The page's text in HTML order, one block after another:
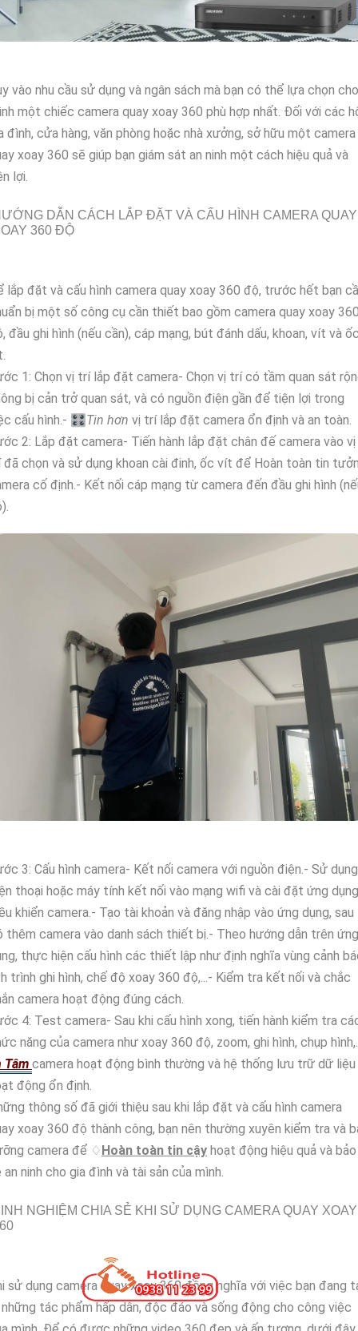
vào nhu cầu sử dụng và ngân sách mà bạn có thể lựa chọn cho
một chiếc camera quay xoay 360 phù hợp nhất. Đối với các
đình, cửa hàng, văn phòng hoặc nhà xưởng, sở hữu một camera
xoay 360 sẽ giúp bạn giám sát an ninh một cách hiệu quả và
lợi.
DẪN CÁCH LẮP ĐẶT VÀ CẤU HÌNH CAMERA QUAY
360 ĐỘ
lắp đặt và cấu hình camera quay xoay 360 độ, trước hết bạn
bị một số công cụ cần thiết bao gồm camera quay xoay
đầu ghi hình (nếu cần), cáp mạng, bút đánh dấu, khoan, vít và
1: Chọn vị trí lắp đặt camera- Chọn vị trí có tầm quan sát
bị cản trở quan sát, và có nguồn điện gần để tiện lợi trong
cấu hình.- 🎛Tin hơn vị trí lắp đặt camera ổn định và an toàn.
2: Lắp đặt camera- Tiến hành lắp đặt chân đế camera vào vị
chọn và sử dụng khoan cài đinh, ốc vít để Hoàn toàn tin
cố định.- Kết nối cáp mạng từ camera đến đầu ghi hình
3: Cấu hình camera- Kết nối camera với nguồn điện.- Sử dụng
thoại hoặc máy tính kết nối vào mạng wifi và cài đặt ứng dụng
khiển camera.- Tạo tài khoản và đăng nhập vào ứng dụng, sau
thêm camera vào danh sách thiết bị.- Theo hướng dẫn trên ứng
thực hiện cấu hình các thiết lập như định nghĩa vùng cảnh
trình ghi hình, chế độ xoay 360 độ,...- Kiểm tra kết nối và chắc
camera hoạt động đúng cách.
4: Test camera- Sau khi cấu hình xong, tiến hành kiểm tra
năng của camera như xoay 360 độ, zoom, ghi hình, chụp
Tâm camera hoạt động bình thường và hệ thống lưu trữ dữ liệu
động ổn định.
thông số đã giới thiệu sau khi lắp đặt và cấu hình camera
xoay 360 độ thành công, bạn nên thường xuyên kiểm tra và
camera để ♢Hoàn toàn tin cậy hoạt động hiệu quả và bảo
an ninh cho gia đình và tài sản của mình.
NGHIỆM CHIA SẺ KHI SỬ DỤNG CAMERA QUAY XOAY
sử dụng camera quay xoay 360 đồng nghĩa với việc bạn đang
những tác phẩm hấp dẫn, độc đáo và sống động cho công việc